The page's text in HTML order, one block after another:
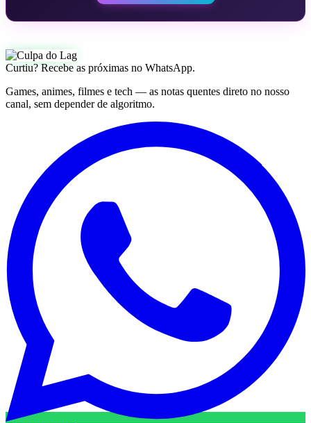
Curtiu? Recebe as próximas no WhatsApp.
Games, animes, filmes e tech — as notas quentes direto no nosso
canal, sem depender de algoritmo.